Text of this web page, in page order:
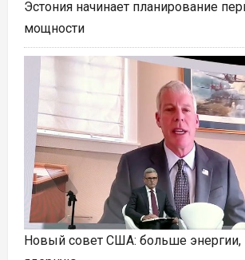
Эстония начинает планирование
мощности
Новый совет США: больше энергии,